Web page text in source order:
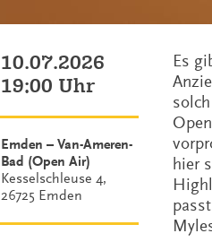
10.07.2026
19:00 Uhr
Emden – Van-Ameren-
Bad (Open Air)
Kesselschleuse 4,
26725 Emden
Es
hier